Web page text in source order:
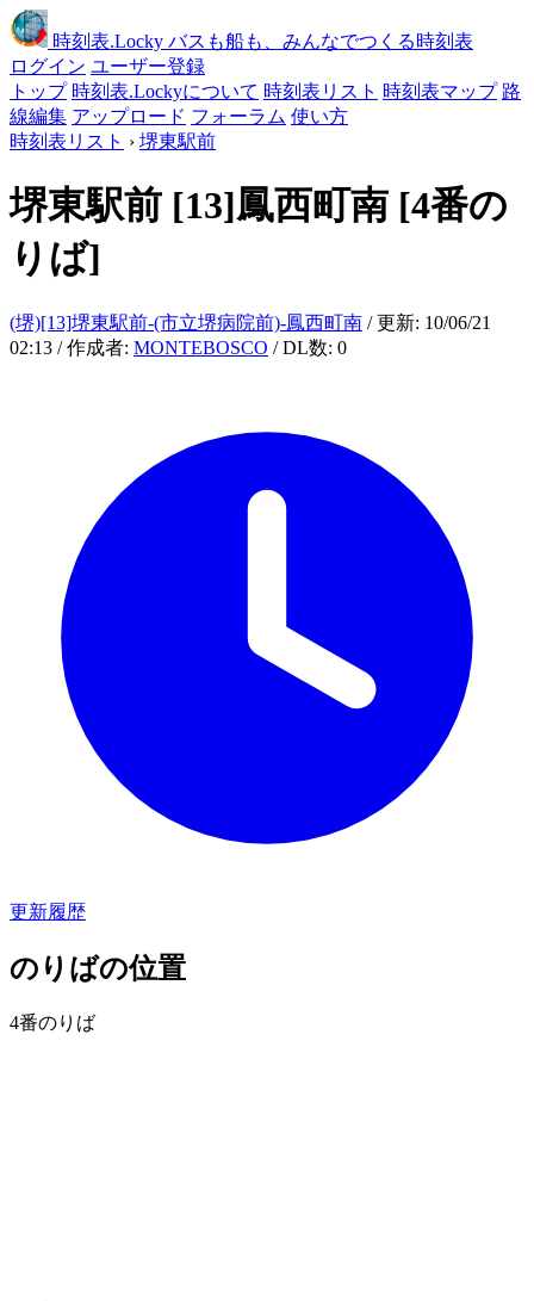
時刻表.Locky バスも船も、みんなでつくる時刻表
ログイン ユーザー登録
トップ 時刻表.Lockyについて 時刻表リスト 時刻表マップ 路
線編集 アップロード フォーラム 使い方
時刻表リスト › 堺東駅前
堺東駅前 [13]鳳西町南 [4番の
りば]
(堺)[13]堺東駅前-(市立堺病院前)-鳳西町南 / 更新: 10/06/21
02:13 / 作成者: MONTEBOSCO / DL数: 0
更新履歴
のりばの位置
4番のりば